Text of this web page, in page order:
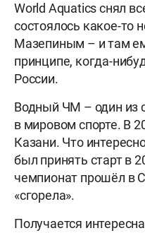
World Aquatics снял
состоялось какое-то
Мазепиным – и там
принципе, когда-
России.
Водный ЧМ – один из
в мировом спорте. В
Казани. Что
был принять старт в
чемпионат прошёл в
«сгорела».
Получается